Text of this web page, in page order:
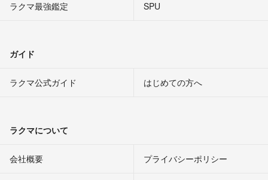
ラクマ最強鑑定
SPU
ガイド
ラクマ公式ガイド はじめての方へ
ラクマについて
会社概要 プライバシーポリシー